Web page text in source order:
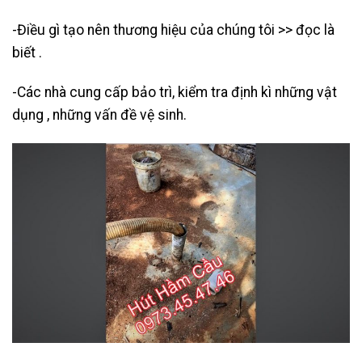
-Điều gì tạo nên thương hiệu của chúng tôi >> đọc là
biết .
-Các nhà cung cấp bảo trì, kiểm tra định kì những vật
dụng , những vấn đề vệ sinh.